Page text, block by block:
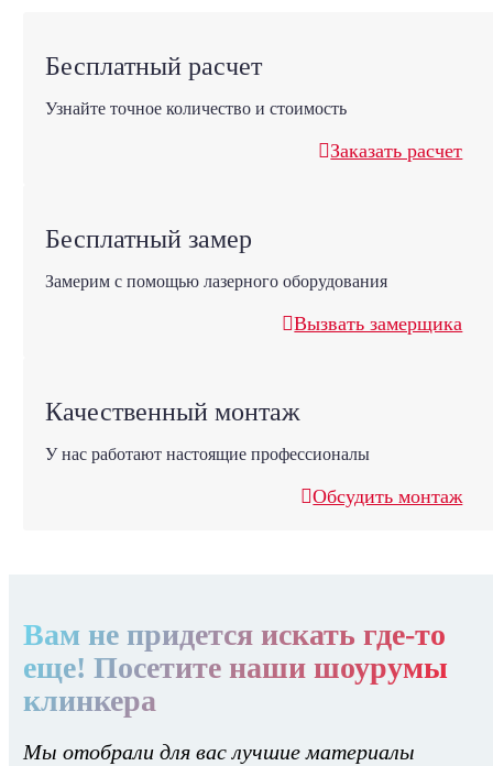
Бесплатный расчет
Узнайте точное количество и стоимость
Заказать расчет
Бесплатный замер
Замерим с помощью лазерного оборудования
Вызвать замерщика
Качественный монтаж
У нас работают настоящие профессионалы
Обсудить монтаж
Вам не придется искать где-то
еще! Посетите наши шоурумы
клинкера
Мы отобрали для вас лучшие материалы